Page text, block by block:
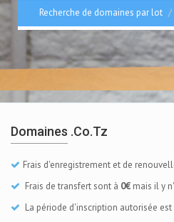
Recherche de domaines par lot
Domaines .co.tz
Frais d'enregistrement et de
Frais de transfert sont à 0€ mais il y
La période d'inscription autorisée est